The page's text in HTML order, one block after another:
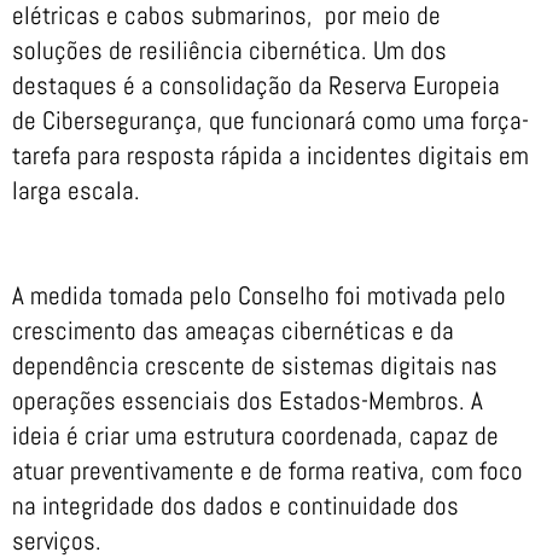
elétricas e cabos submarinos, por meio de
soluções de resiliência cibernética. Um dos
destaques é a consolidação da Reserva Europeia
de Cibersegurança, que funcionará como uma força-
tarefa para resposta rápida a incidentes digitais em
larga escala.
A medida tomada pelo Conselho foi motivada pelo
crescimento das ameaças cibernéticas e da
dependência crescente de sistemas digitais nas
operações essenciais dos Estados-Membros. A
ideia é criar uma estrutura coordenada, capaz de
atuar preventivamente e de forma reativa, com foco
na integridade dos dados e continuidade dos
serviços.